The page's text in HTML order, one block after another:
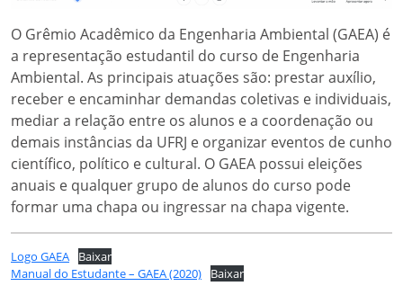
O Grêmio Acadêmico da Engenharia Ambiental (GAEA) é
a representação estudantil do curso de Engenharia
Ambiental. As principais atuações são: prestar auxílio,
receber e encaminhar demandas coletivas e individuais,
mediar a relação entre os alunos e a coordenação ou
demais instâncias da UFRJ e organizar eventos de cunho
científico, político e cultural. O GAEA possui eleições
anuais e qualquer grupo de alunos do curso pode
formar uma chapa ou ingressar na chapa vigente.
Logo GAEA
Baixar
Manual do Estudante – GAEA (2020)
Baixar